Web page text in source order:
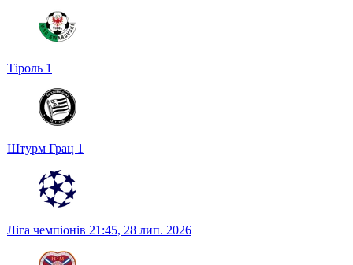
Тіроль 1
Штурм Грац 1
Ліга чемпіонів 21:45, 28 лип. 2026